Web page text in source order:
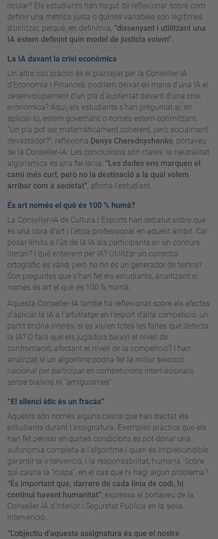
ocular? Els estudiants han hagut de reflexionar sobre com
definir una mètrica justa o quines variables són legítimes
d’utilitzar, perquè, en definitiva, “dissenyant i utilitzant una
IA estem definint quin model de justícia volem”.
La IA davant la crisi econòmica
Un altre cas pràctic és el plantejat per la Conseller-IA
d’Economia i Finances: podríem deixar en mans d’una IA el
desenvolupament d’un pla d’austeritat davant d’una crisi
econòmica? Aquí, els estudiants s’han preguntat si, en
aplicar-lo, estem governant o només estem optimitzant.
“Un pla pot ser matemàticament coherent, però socialment
devastador?”, reflexiona Denys Cherednychenko, portaveu
de la Conseller-IA. Les conclusions són clares: la neutralitat
algorísmica és una fal·làcia: “Les dades ens marquen el
camí més curt, però no la destinació a la qual volem
arribar com a societat”, afirma l'estudiant.
És art només el què és 100 % humà?
La Conseller-IA de Cultura i Esports han debatut sobre què
és una obra d’art i l’ètica professional en aquest àmbit. Cal
posar límits a l’ús de la IA als participants en un concurs
literari? I què entenem per IA? Utilitzar un corrector
ortogràfic és vàlid, però no ho és un generador de textos?
Són preguntes que s’han fet els estudiants, analitzant si
només és art el què és 100 % humà.
Aquesta Conseller-IA també ha reflexionat sobre els efectes
d’aplicar la IA a l’arbitratge en l’esport d’alta competició: un
partit tindria interès, si es xiulen totes les faltes que detecta
la IA? O farà que els jugadors baixin el nivell de
confrontació, afectant el nivell de la competició? I han
analitzat si un algoritme podria fer la millor selecció
nacional per participar en competicions internacionals,
sense biaixos ni “amiguismes”.
“El silenci ètic és un fracàs”
Aquests són només alguns casos que han tractat els
estudiants durant l’assignatura. Exemples pràctics que els
han fet pensar en quines condicions es pot donar una
autonomia completa a l’algoritme i quan és imprescindible
garantir la intervenció, i la responsabilitat, humana. Sobre
qui cauria la “culpa”, en el cas que hi hagi algun problema?
“És important que, darrere de cada línia de codi, hi
continuï havent humanitat”, expressa el portaveu de la
Conseller-IA d’Interior i Seguretat Pública en la seva
intervenció.
“L'objectiu d'aquesta assignatura és que el nostre